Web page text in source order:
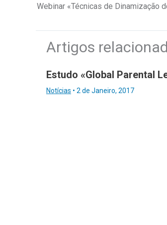
Artigos
Estudo «Global Parental
Notícias • 2 de Janeiro, 2017